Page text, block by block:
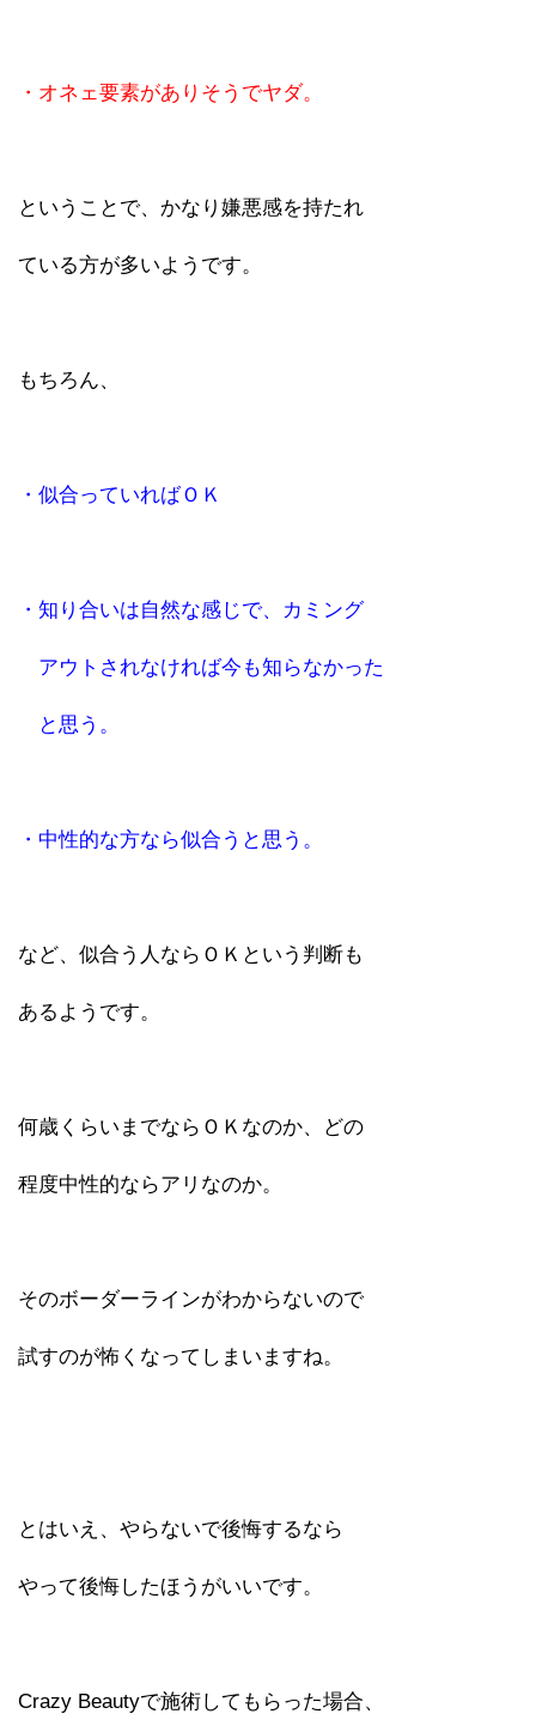
・オネェ要素がありそうでヤダ。
ということで、かなり嫌悪感を持たれ
ている方が多いようです。
もちろん、
・似合っていればＯＫ
・知り合いは自然な感じで、カミング
アウトされなければ今も知らなかった
と思う。
・中性的な方なら似合うと思う。
など、似合う人ならＯＫという判断も
あるようです。
何歳くらいまでならＯＫなのか、どの
程度中性的ならアリなのか。
そのボーダーラインがわからないので
試すのが怖くなってしまいますね。
とはいえ、やらないで後悔するなら
やって後悔したほうがいいです。
Crazy Beautyで施術してもらった場合、